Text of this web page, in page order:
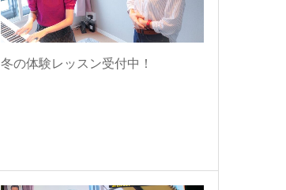
冬の体験レッスン受付中！